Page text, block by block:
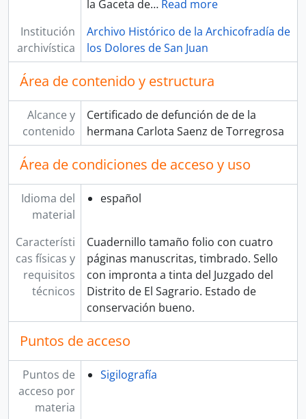
la Gaceta de… Read more
Institución
archivística
Archivo Histórico de la Archicofradía de
los Dolores de San Juan
Área de contenido y estructura
Alcance y
contenido
Certificado de defunción de de la
hermana Carlota Saenz de Torregrosa
Área de condiciones de acceso y uso
Idioma del
material
español
Característi
cas físicas y
requisitos
técnicos
Cuadernillo tamaño folio con cuatro
páginas manuscritas, timbrado. Sello
con impronta a tinta del Juzgado del
Distrito de El Sagrario. Estado de
conservación bueno.
Puntos de acceso
Puntos de
acceso por
materia
Sigilografía